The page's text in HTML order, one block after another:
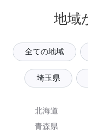
地域
全ての地域
埼玉県
北海道
青森県